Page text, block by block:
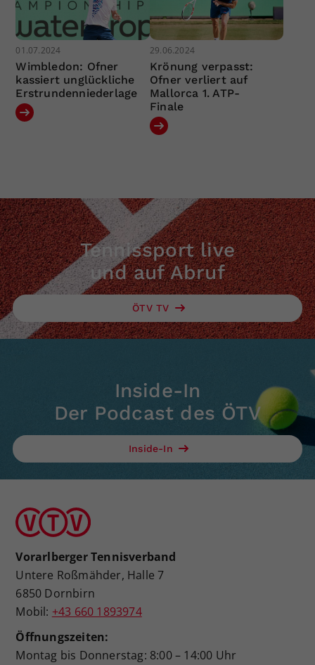
01.07.2024
Wimbledon: Ofner
kassiert unglückliche
Erstrundenniederlage
29.06.2024
Krönung verpasst:
Ofner verliert auf
Mallorca 1. ATP-
Finale
Tennissport live
und auf Abruf
ÖTV TV
Inside-In
Der Podcast des ÖTV
Inside-In
Vorarlberger Tennisverband
Untere Roßmähder, Halle 7
6850 Dornbirn
Mobil: +43 660 1893974
Öffnungszeiten:
Montag bis Donnerstag: 8:00 – 14:00 Uhr